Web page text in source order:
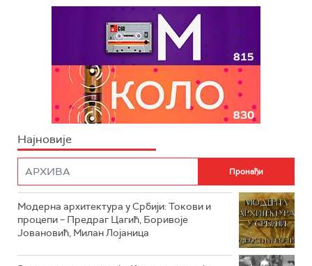
Најновије
Модерна архитектура у Србији: Токови и
процепи – Предраг Цагић, Боривоје
Јовановић, Милан Лојаница